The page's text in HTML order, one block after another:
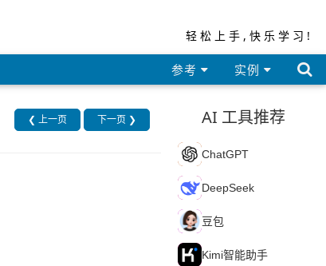
轻松上手,快乐学习!

实例
参考
❮ 上一页 下一页 ❯ AI 工具推荐
C ChatGPT
D DeepSeek
豆 豆包
K Kimi智能助手